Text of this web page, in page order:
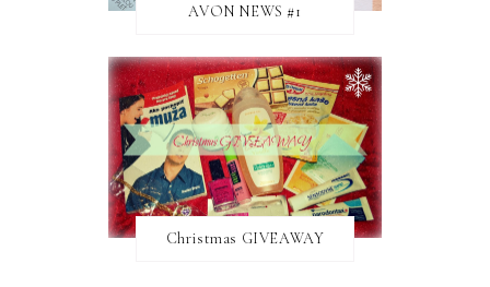
AVON NEWS #1
Christmas GIVEAWAY